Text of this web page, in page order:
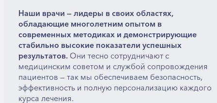
Наши врачи — лидеры в своих областях,
обладающие многолетним опытом в
современных методиках и демонстрирующие
стабильно высокие показатели успешных
результатов.Они тесно сотрудничают с
медицинским советом и службой сопровождения
пациентов — так мы обеспечиваем безопасность,
эффективность и полную персонализацию каждого
курса лечения.